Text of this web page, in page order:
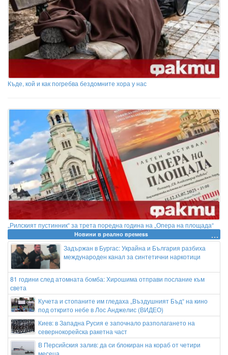
Къде, кой и как погребва бездомните хора у нас
„Рилският пустинник“ за трета поредна година на „Опера на площада“
Новини в реално времеss
Задържан в Бургас: Украйна и България разбиха
международен канал за синтетични наркотици
81 години след атомната бомба: Хирошима отправи послание към
света
Кучета и стопаните им гледаха „Въздушният Бъд“ на кино
под открито небе в Лос Анджелис (ВИДЕО)
Киев: в Западна Русия е започнало разполагането на
севернокорейска ракетна част
В Персийския залив: да си блокиран на кораб от четири
месеца